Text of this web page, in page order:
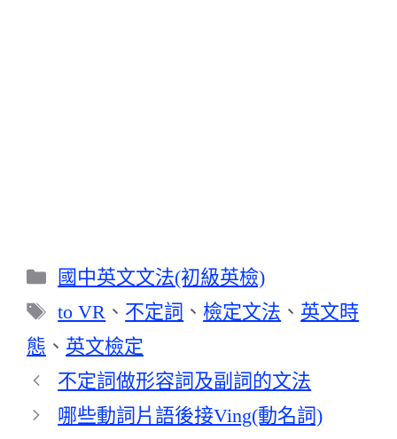
分
類
國中英文文法(初級英檢)
標
籤
to VR 、 不定詞 、 檢定文法 、 英文時
態 、 英文檢定
不定詞做形容詞及副詞的文法
哪些動詞片語後接Ving(動名詞)